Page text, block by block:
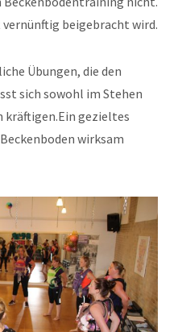
vernünftig beigebracht wird.
Übungen, die den
sich sowohl im Stehen
kräftigen.Ein gezieltes
wirksam